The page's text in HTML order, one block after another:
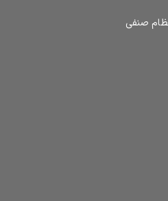
نظام صنفی